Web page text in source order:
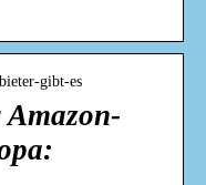
gibt-es